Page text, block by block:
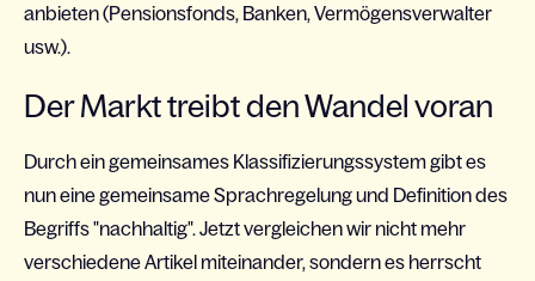
anbieten (Pensionsfonds, Banken, Vermögensverwalter
usw.).
Der Markt treibt den Wandel voran
Durch ein gemeinsames Klassifizierungssystem gibt es
nun eine gemeinsame Sprachregelung und Definition des
Begriffs "nachhaltig". Jetzt vergleichen wir nicht mehr
verschiedene Artikel miteinander, sondern es herrscht